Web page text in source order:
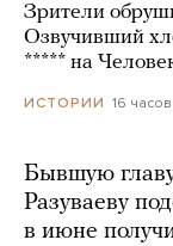
Зрители
Озвучивший
***** на
ИСТОРИИ 16
Бывшую
Разуваеву
в июне